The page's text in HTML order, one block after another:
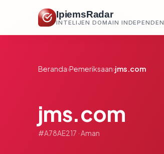
IpiemsRadar
INTELIJEN DOMAIN INDEPENDEN
Beranda›Pemeriksaan›jms.com
jms.com
#A78AE217 · Aman